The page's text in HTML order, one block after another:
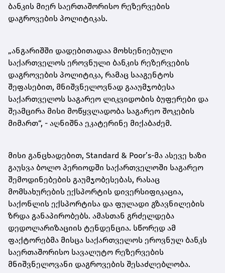
ბანკის მიერ საერთაშორისო რეზერვების
დაგროვების პოლიტიკას.
„ანგარიშში დადებითადაა მოხსენიებული
საქართველოს ეროვნული ბანკის რეზერვების
დაგროვების პოლიტიკა, რამაც სააგენტოს
შეფასებით, მნიშვნელოვნად გააუმჯობესა
საქართველოს საგარეო ლიკვიდობის ბუფერები და
შეამცირა მისი მოწყვლადობა საგარეო შოკების
მიმართ“, - აღნიშნა ეკატერინე მიქაბაძემ.
მისი განცხადებით, Standard & Poor’s-მა ასევე ხაზი
გაუსვა ბოლო პერიოდში საქართველოში საგარეო
შემოდინებების გაუმჯობესებას, რასაც
მომსახურების ექსპორტის დივერსიფიკაცია,
საქონლის ექსპორტისა და ფულადი გზავნილების
ზრდა განაპირობებს. ამასთან გრძელდება
დედოლარიზაციის ტენდენცია. სწორედ ამ
ფაქტორებმა მისცა საქართველოს ეროვნულ ბანკს
საერთაშორისო სავალუტო რეზერვების
მნიშვნელოვანი დაგროვების შესაძლებლობა.